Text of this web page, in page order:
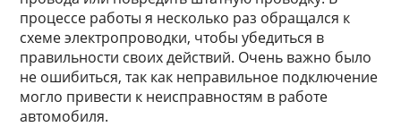
процессе работы я несколько раз обращался к
схеме электропроводки, чтобы убедиться в
правильности своих действий. Очень важно было
не ошибиться, так как неправильное подключение
могло привести к неисправностям в работе
автомобиля.